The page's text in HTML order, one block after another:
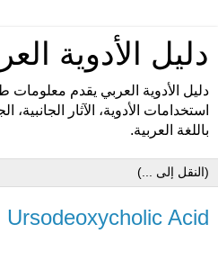
دليل الأدوية
دليل الأدوية العربي يقدم معلومات
استخدامات الأدوية، الآثار الجانبية،
باللغة العربية.
Ursodeoxycholic Acid